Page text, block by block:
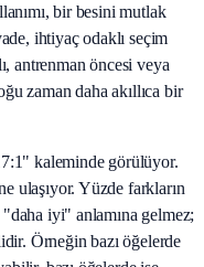
bir besini mutlak
ihtiyaç odaklı seçim
antrenman öncesi veya
zaman daha akıllıca bir
kaleminde görülüyor.
ulaşıyor. Yüzde farkların
iyi" anlamına gelmez;
Örneğin bazı öğelerde